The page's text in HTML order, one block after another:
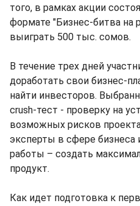
того, в рамках акции
формате "Бизнес-битва на
выиграть 500 тыс. сомов.
В течение трех дней
доработать свои бизнес-
найти инвесторов.
crush-тест - проверку на
возможных рисков
эксперты в сфере бизнеса
работы – создать
продукт.
Как идет подготовка к